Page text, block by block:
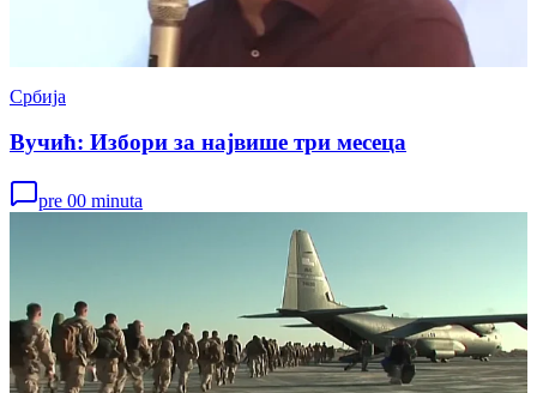
Србија
Вучић: Избори за највише три месеца
pre 00 minuta